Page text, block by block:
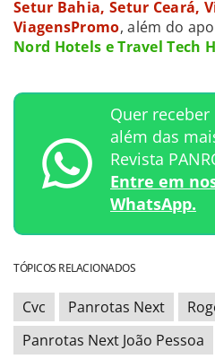
Setur Bahia, Setur Ceará,
ViagensPromo, além do
Nord Hotels e Travel Tech
Quer
além das
Revista
Entre em
WhatsApp.
TÓPICOS RELACIONADOS
Cvc Panrotas Next
Panrotas Next João Pessoa